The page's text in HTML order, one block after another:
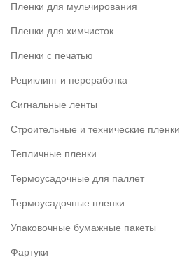
Пленки для мульчирования
Пленки для химчисток
Пленки с печатью
Рециклинг и переработка
Сигнальные ленты
Строительные и технические пленки
Тепличные пленки
Термоусадочные для паллет
Термоусадочные пленки
Упаковочные бумажные пакеты
Фартуки